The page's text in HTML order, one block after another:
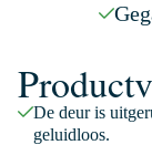
De deur is
geluidloos.